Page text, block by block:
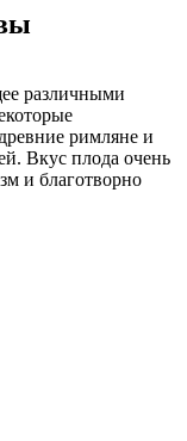
различными
римляне и
Вкус плода очень
и благотворно